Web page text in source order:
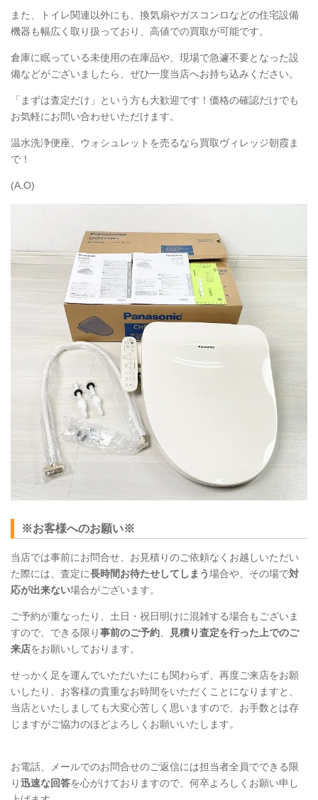
また、トイレ関連以外にも、換気扇やガスコンロなどの住宅設備
機器も幅広く取り扱っており、高値での買取が可能です。
倉庫に眠っている未使用の在庫品や、現場で急遽不要となった設
備などがございましたら、ぜひ一度当店へお持ち込みください。
「まずは査定だけ」という方も大歓迎です！価格の確認だけでも
お気軽にお問い合わせいただけます。
温水洗浄便座、ウォシュレットを売るなら買取ヴィレッジ朝霞ま
で！
(A.O)
※お客様へのお願い※
当店では事前にお問合せ、お見積りのご依頼なくお越しいただい
た際には、査定に長時間お待たせしてしまう場合や、その場で対
応が出来ない場合がございます。
ご予約が重なったり、土日・祝日明けに混雑する場合もございま
すので、できる限り事前のご予約
見積り査定を行った上でのご
来店をお願いしております。
せっかく足を運んでいただいたにも関わらず、再度ご来店をお願
いしたり、お客様の貴重なお時間をいただくことになりますと、
当店といたしましても大変心苦しく思いますので、お手数とは存
じますがご協力のほどよろしくお願いいたします。
お電話、メールでのお問合せのご返信には担当者全員でできる限
り迅速な回答を心がけておりますので、何卒よろしくお願い申し